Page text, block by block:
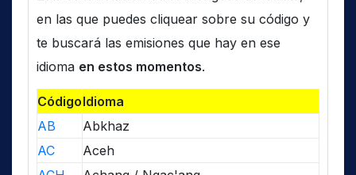
en las que puedes cliquear sobre su código y
te buscará las emisiones que hay en ese
idioma en estos momentos.
CódigoIdioma
AB
Abkhaz
AC
Aceh